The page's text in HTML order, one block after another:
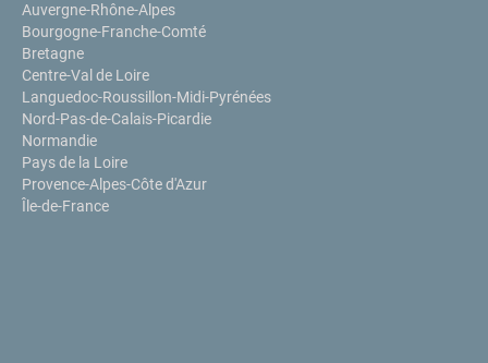
Auvergne-Rhône-Alpes
Bourgogne-Franche-Comté
Bretagne
Centre-Val de Loire
Languedoc-Roussillon-Midi-Pyrénées
Nord-Pas-de-Calais-Picardie
Normandie
Pays de la Loire
Provence-Alpes-Côte d'Azur
Île-de-France